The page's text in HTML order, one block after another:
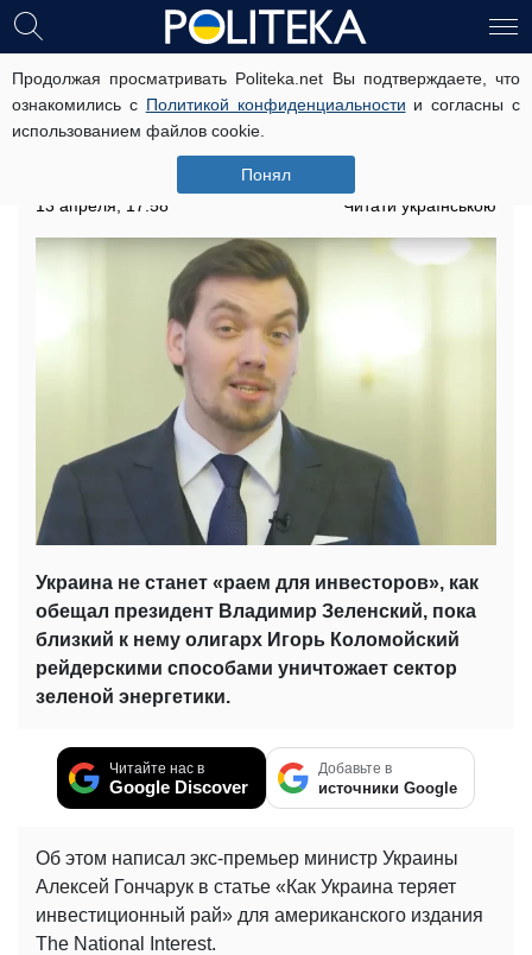
Продолжая просматривать Politeka.net Вы подтверждаете, что
ознакомились с Политикой конфиденциальности и согласны с
использованием файлов cookie.
Понял
Украина не получит обещанный
Зеленским инвестиционный рай из-
за рейдерства Коломойского – экс-
премьер Гончарук
13 апреля, 17:58 Читати українською
Украина не станет «раем для инвесторов», как
обещал президент Владимир Зеленский, пока
близкий к нему олигарх Игорь Коломойский
рейдерскими способами уничтожает сектор
зеленой энергетики.
Читайте нас в
Google Discover
Добавьте в
источники Google
Об этом написал экс-премьер министр Украины
Алексей Гончарук в статье «Как Украина теряет
инвестиционный рай» для американского издания
The National Interest.